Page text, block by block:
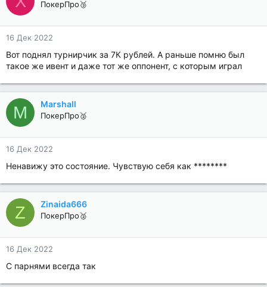
ПокерПро🥉
16 Дек 2022
Вот поднял турнирчик за 7К рублей. А раньше помню был
такое же ивент и даже тот же оппонент, с которым играл
M Marshall
ПокерПро🥈
16 Дек 2022
Ненавижу это состояние. Чувствую себя как ********
Z Zinaida666
ПокерПро🥈
16 Дек 2022
С парнями всегда так